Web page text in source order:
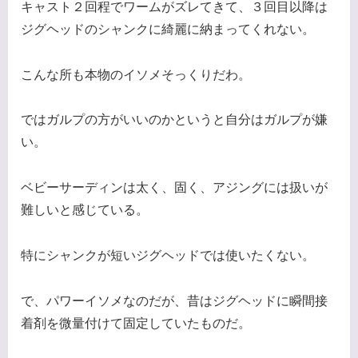
キャスト２回程でワームがズレてきて、３回目以降は
ジグヘッドのシャンクに綺麗に納まってくれない。
こんな所も本物のイソメそっくりだわ。
ではガルプの方がいいのかというと自分はガルプが嫌
い。
ベビーサーディンは太く、固く、アジングには扱いが
難しいと感じている。
特にシャンクが短いジグヘッドでは使いたくない。
で、パワーイソメなのだが、昔はジグヘッドに瞬間接
着剤を微量付けて固定していたものだ。